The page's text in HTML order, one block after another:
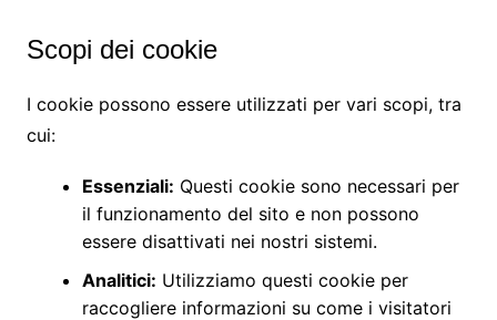
Scopi dei cookie
I cookie possono essere utilizzati per vari scopi, tra
cui:
Essenziali: Questi cookie sono necessari per
il funzionamento del sito e non possono
essere disattivati nei nostri sistemi.
Analitici: Utilizziamo questi cookie per
raccogliere informazioni su come i visitatori